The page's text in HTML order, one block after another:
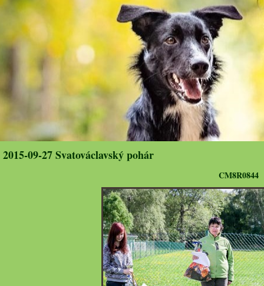
2015-09-27 Svatováclavský pohár
CM8R0844